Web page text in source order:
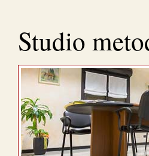
Studio